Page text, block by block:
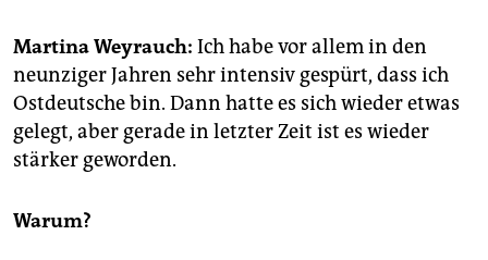
Martina Weyrauch: Ich habe vor allem in den
neunziger Jahren sehr intensiv gespürt, dass ich
Ostdeutsche bin. Dann hatte es sich wieder etwas
gelegt, aber gerade in letzter Zeit ist es wieder
stärker geworden.
Warum?